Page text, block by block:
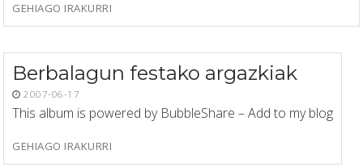
GEHIAGO IRAKURRI
Berbalagun festako argazkiak
2007-06-17
This album is powered by BubbleShare – Add to my blog
GEHIAGO IRAKURRI